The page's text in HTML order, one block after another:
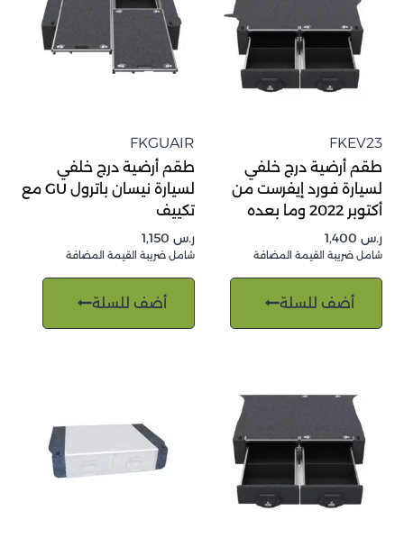
FKEV23
طقم أرضية درج خلفي
لسيارة فورد إيفرست من
أكتوبر 2022 وما بعده
ر.س
شامل ضريبة القيمة المضافة
أضف للسلة
FKGUAIR
طقم أرضية درج خلفي
لسيارة نيسان باترول GU مع
تكييف
ر.س
شامل ضريبة القيمة المضافة
أضف للسلة